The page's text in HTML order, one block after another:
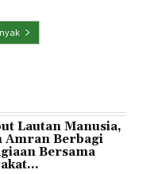
Lautan Manusia,
Amran Berbagi
Bersama